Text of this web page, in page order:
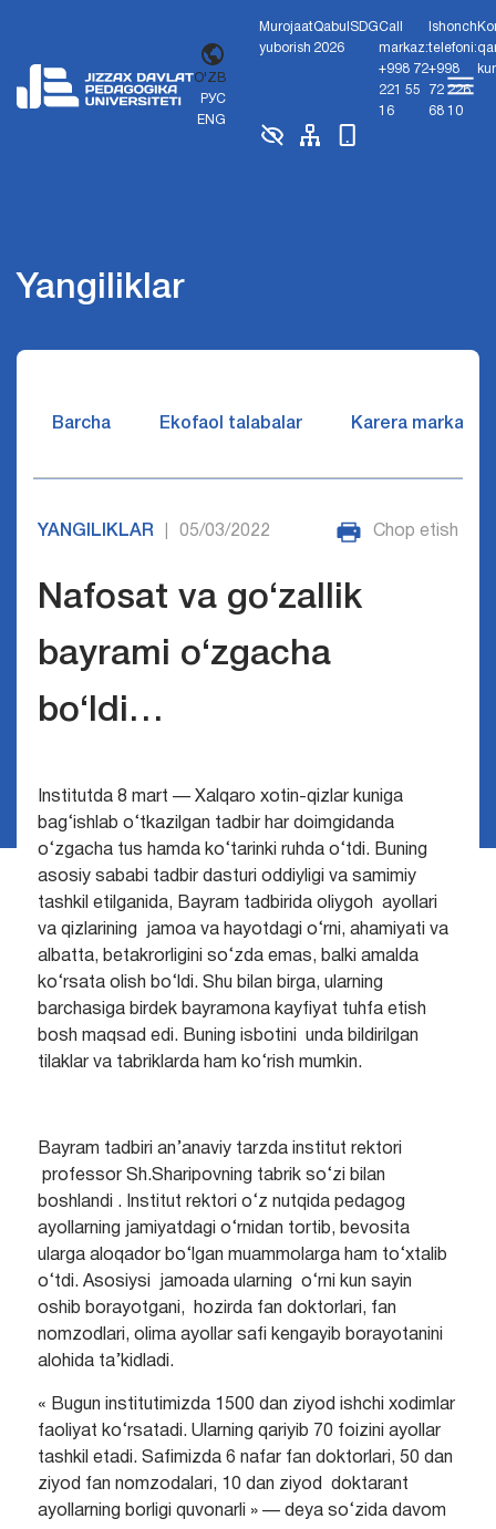
O'ZB
РУС
ENG
Murojaat
yuborish
Qabul
2026
SDGCall
markaz:
+998 72
221 55
16
Ishonch
telefoni:
+998
72 226
68 10
Yangiliklar
Barcha Ekofaol talabalar Karera markazi
YANGILIKLAR 05/03/2022 Chop etish
Nafosat va go‘zallik
bayrami o‘zgacha
bo‘ldi…
Institutda 8 mart — Xalqaro xotin-qizlar kuniga
bag‘ishlab o‘tkazilgan tadbir har doimgidanda
o‘zgacha tus hamda ko‘tarinki ruhda o‘tdi. Buning
asosiy sababi tadbir dasturi oddiyligi va samimiy
tashkil etilganida, Bayram tadbirida oliygoh ayollari
va qizlarining jamoa va hayotdagi o‘rni, ahamiyati va
albatta, betakrorligini so‘zda emas, balki amalda
ko‘rsata olish bo‘ldi. Shu bilan birga, ularning
barchasiga birdek bayramona kayfiyat tuhfa etish
bosh maqsad edi. Buning isbotini unda bildirilgan
tilaklar va tabriklarda ham ko‘rish mumkin.
Bayram tadbiri an’anaviy tarzda institut rektori
professor Sh.Sharipovning tabrik so‘zi bilan
boshlandi . Institut rektori o‘z nutqida pedagog
ayollarning jamiyatdagi o‘rnidan tortib, bevosita
ularga aloqador bo‘lgan muammolarga ham to‘xtalib
o‘tdi. Asosiysi jamoada ularning o‘rni kun sayin
oshib borayotgani, hozirda fan doktorlari, fan
nomzodlari, olima ayollar safi kengayib borayotanini
alohida ta’kidladi.
« Bugun institutimizda 1500 dan ziyod ishchi xodimlar
faoliyat ko‘rsatadi. Ularning qariyib 70 foizini ayollar
tashkil etadi. Safimizda 6 nafar fan doktorlari, 50 dan
ziyod fan nomzodalari, 10 dan ziyod doktarant
ayollarning borligi quvonarli » — deya so‘zida davom